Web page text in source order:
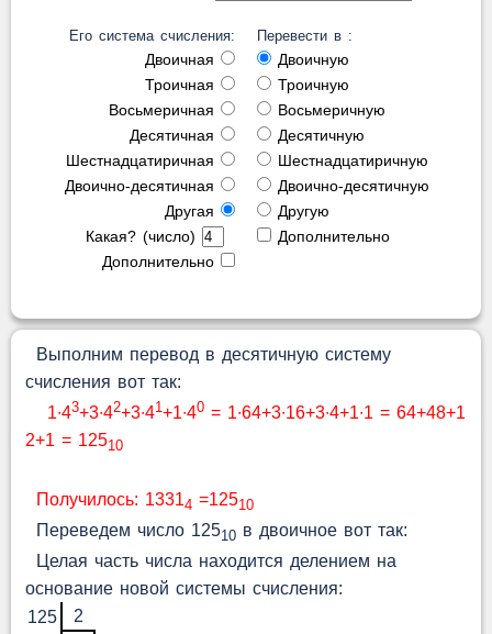
Его система счисления:
Двоичная
Троичная
Восьмеричная
Десятичная
Шестнадцатиричная
Двоично-десятичная
Другая
Какая? (число)
Дополнительно
Перевести в :
Двоичную
Троичную
Восьмеричную
Десятичную
Шестнадцатиричную
Двоично-десятичную
Другую
Дополнительно
Выполним перевод в десятичную систему
счисления вот так:
1∙43+3∙42+3∙41+1∙40= 1∙64+3∙16+3∙4+1∙1 = 64+48+1
2+1 = 12510
Получилось: 13314 =12510
Переведем число 12510в двоичное вот так:
Целая часть числа находится делением на
основание новой системы счисления:
125
2